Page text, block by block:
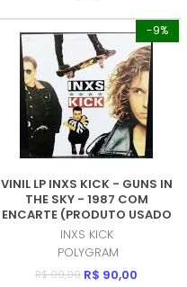
-9%
VINIL LP INXS KICK - GUNS IN
THE SKY - 1987 COM
ENCARTE (PRODUTO USADO
- MUITO BOM)
INXS KICK
POLYGRAM
R$ 99,00 R$ 90,00